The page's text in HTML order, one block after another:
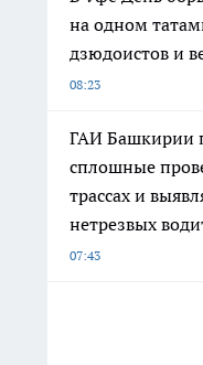
на одном
дзюдоистов и
08:23
ГАИ Башкирии
сплошные
трассах и
нетрезвых
07:43